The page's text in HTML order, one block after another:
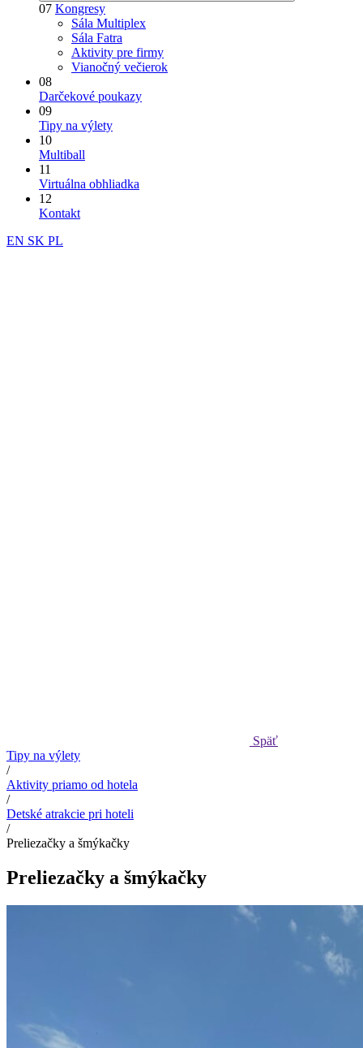
07 Kongresy
Sála Multiplex
Sála Fatra
Aktivity pre firmy
Vianočný večierok
08
Darčekové poukazy
09
Tipy na výlety
10
Multiball
11
Virtuálna obhliadka
12
Kontakt
EN SK PL
Späť
Tipy na výlety
/
Aktivity priamo od hotela
/
Detské atrakcie pri hoteli
/
Preliezačky a šmýkačky
Preliezačky a šmýkačky